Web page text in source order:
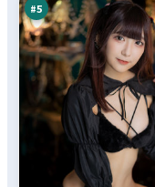
#5